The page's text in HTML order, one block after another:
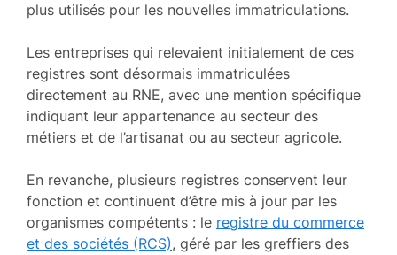
plus utilisés pour les nouvelles immatriculations.
Les entreprises qui relevaient initialement de ces
registres sont désormais immatriculées
directement au RNE, avec une mention spécifique
indiquant leur appartenance au secteur des
métiers et de l’artisanat ou au secteur agricole.
En revanche, plusieurs registres conservent leur
fonction et continuent d’être mis à jour par les
organismes compétents : le registre du commerce
et des sociétés (RCS), géré par les greffiers des